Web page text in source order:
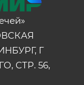
Г
СТР. 56,